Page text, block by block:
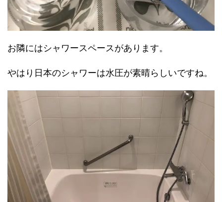
お隣にはシャワースペースがあります。
やはり日本のシャワーは水圧が素晴らしいですね。